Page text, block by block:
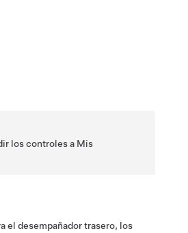
los controles a Mis
el desempañador trasero, los